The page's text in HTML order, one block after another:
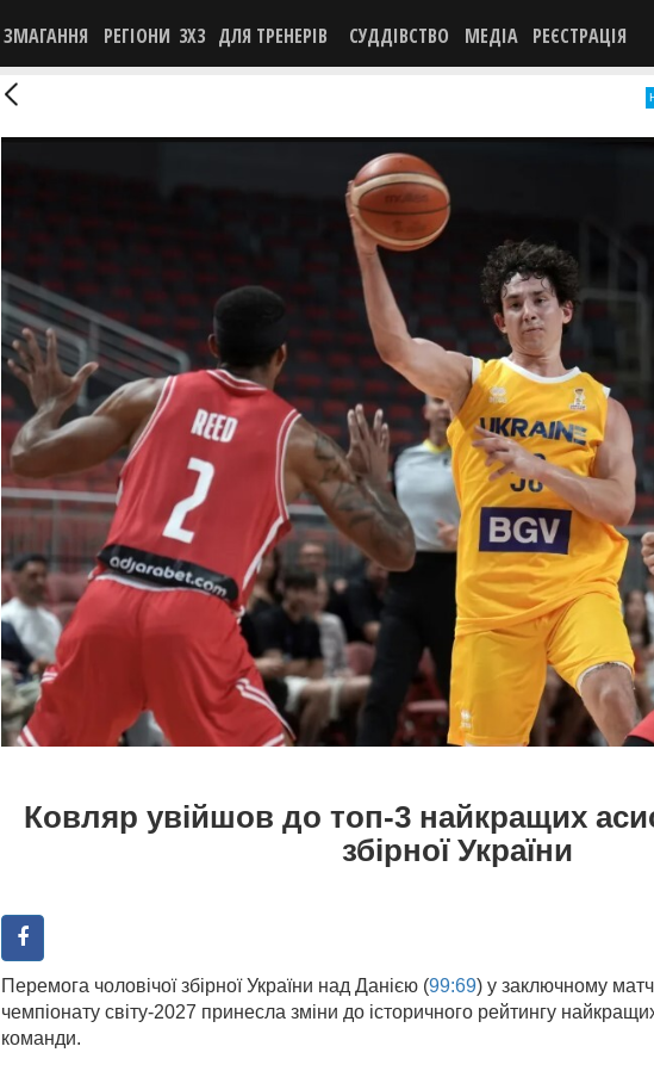
ЗМАГАННЯ РЕГІОНИ 3X3 ДЛЯ ТРЕНЕРІВ СУДДІВСТВО МЕДІА РЕЄСТРАЦІЯ
Ковляр увійшов до топ-3 найкращих
збірної України
Перемога чоловічої збірної України над Данією (99:69) у заключному
чемпіонату світу-2027 принесла зміни до історичного рейтингу
команди.